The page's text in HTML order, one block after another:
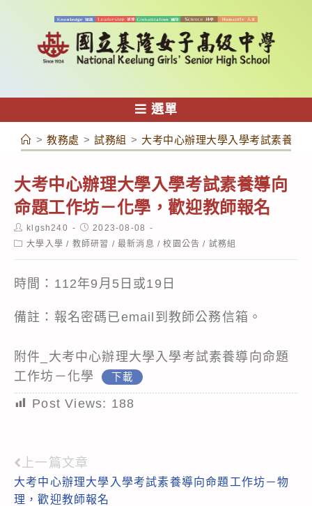
容
選單
> 教務處 > 試務組 > 大考中心辦理大學入學考試素養導
大考中心辦理大學入學考試素養導向
命題工作坊－化學，歡迎教師報名
Post
author:
klgsh240
Post
published:
2023-08-08
Post大學入學 / 教師研習 / 最新消息 / 校園公告 / 試務組
時間：112年9月5日或19日
備註：報名密碼已email到教師公務信箱。
附件_大考中心辦理大學入學考試素養導向命題
工作坊－化學
下載
Post Views: 188
Read
more
上一篇文章
大考中心辦理大學入學考試素養導向命題工作坊－物
理，歡迎教師報名